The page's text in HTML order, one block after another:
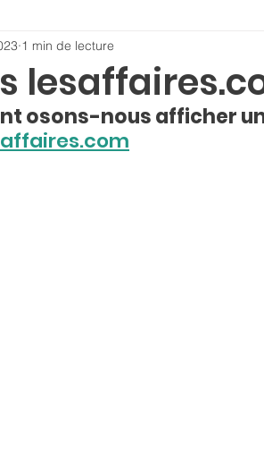
1 min de lecture
osons-nous afficher